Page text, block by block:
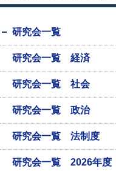
研究会一覧
研究会一覧 経済
研究会一覧 社会
研究会一覧 政治
研究会一覧 法制度
研究会一覧 2026年度